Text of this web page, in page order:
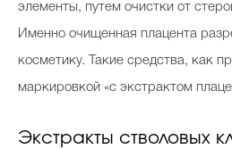
элементы, путем очистки от
Именно очищенная плацента
косметику. Такие средства, как
маркировкой «с экстрактом
Экстракты стволовых